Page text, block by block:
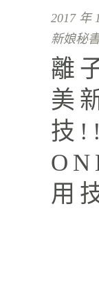
2017 年
新娘秘
離
美
技
用